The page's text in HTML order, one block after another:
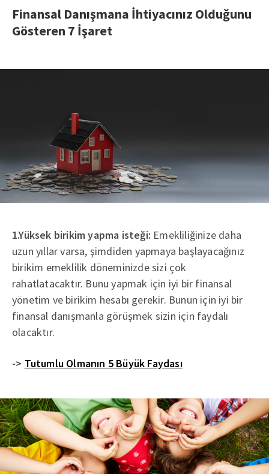
Finansal Danışmana İhtiyacınız Olduğunu
Gösteren 7 İşaret
1.Yüksek birikim yapma isteği: Emekliliğinize daha
uzun yıllar varsa, şimdiden yapmaya başlayacağınız
birikim emeklilik döneminizde sizi çok
rahatlatacaktır. Bunu yapmak için iyi bir finansal
yönetim ve birikim hesabı gerekir. Bunun için iyi bir
finansal danışmanla görüşmek sizin için faydalı
olacaktır.
-> Tutumlu Olmanın 5 Büyük Faydası